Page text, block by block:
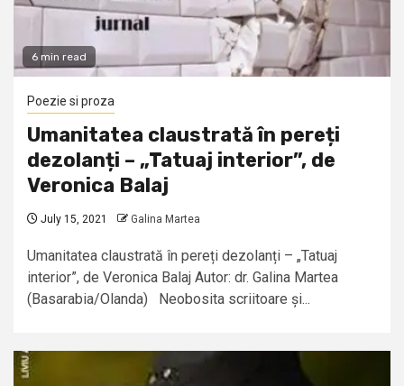
6 min read
Poezie si proza
Umanitatea claustrată în pereți
dezolanți – „Tatuaj interior”, de
Veronica Balaj
July 15, 2021 Galina Martea
Umanitatea claustrată în pereți dezolanți – „Tatuaj
interior”, de Veronica Balaj Autor: dr. Galina Martea
(Basarabia/Olanda) Neobosita scriitoare și...